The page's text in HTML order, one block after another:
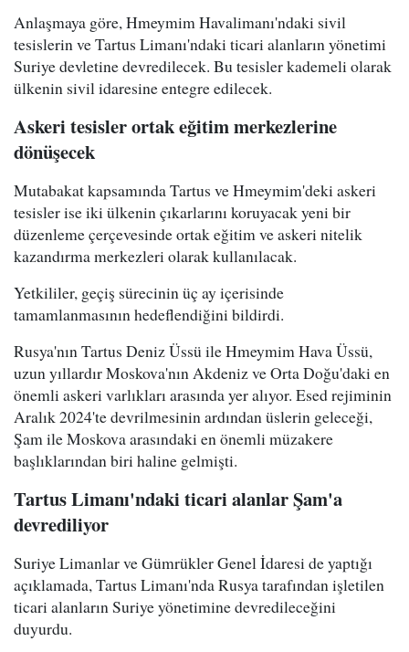
Anlaşmaya göre, Hmeymim Havalimanı'ndaki sivil
tesislerin ve Tartus Limanı'ndaki ticari alanların yönetimi
Suriye devletine devredilecek. Bu tesisler kademeli olarak
ülkenin sivil idaresine entegre edilecek.
Askeri tesisler ortak eğitim merkezlerine
dönüşecek
Mutabakat kapsamında Tartus ve Hmeymim'deki askeri
tesisler ise iki ülkenin çıkarlarını koruyacak yeni bir
düzenleme çerçevesinde ortak eğitim ve askeri nitelik
kazandırma merkezleri olarak kullanılacak.
Yetkililer, geçiş sürecinin üç ay içerisinde
tamamlanmasının hedeflendiğini bildirdi.
Rusya'nın Tartus Deniz Üssü ile Hmeymim Hava Üssü,
uzun yıllardır Moskova'nın Akdeniz ve Orta Doğu'daki en
önemli askeri varlıkları arasında yer alıyor. Esed rejiminin
Aralık 2024'te devrilmesinin ardından üslerin geleceği,
Şam ile Moskova arasındaki en önemli müzakere
başlıklarından biri haline gelmişti.
Tartus Limanı'ndaki ticari alanlar Şam'a
devrediliyor
Suriye Limanlar ve Gümrükler Genel İdaresi de yaptığı
açıklamada, Tartus Limanı'nda Rusya tarafından işletilen
ticari alanların Suriye yönetimine devredileceğini
duyurdu.